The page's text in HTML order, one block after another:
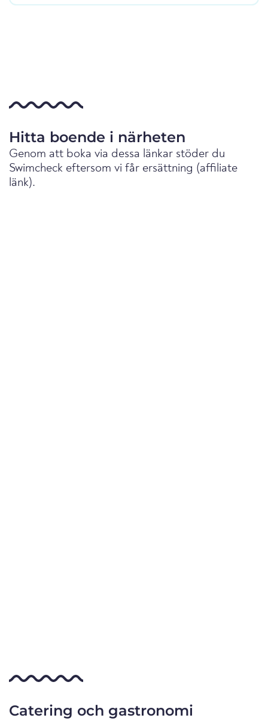
Hitta boende i närheten
Genom att boka via dessa länkar stöder du
Swimcheck eftersom vi får ersättning (affiliate
länk).
Catering och gastronomi